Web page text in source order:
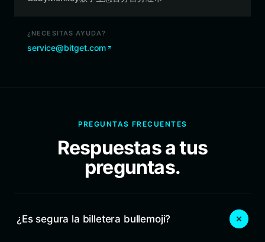
¿NECESITAS AYUDA?
service@bitget.com
PREGUNTAS FRECUENTES
Respuestas a tus
preguntas.
¿Es segura la billetera bullemoji?